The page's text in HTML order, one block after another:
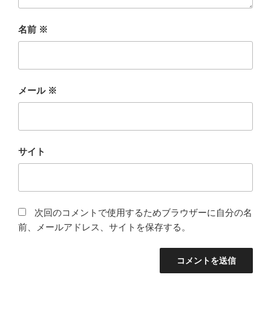
名前 ※
メール ※
サイト
次回のコメントで使用するためブラウザーに自分の名
前、メールアドレス、サイトを保存する。